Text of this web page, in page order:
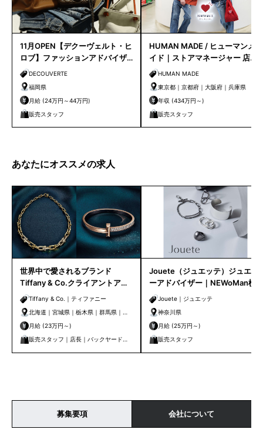
11月OPEN【デクーヴェルト・ヒ
ロブ】ファッションアドバイザ
ー｜天神店
DECOUVERTE
福岡県
月給 (24万円～44万円)
販売スタッフ
HUMAN MADE / ヒューマンメ
イド｜ストアマネージャー 店長
候補HUMAN MADE
東京都｜京都府｜大阪府｜兵庫県
年収 (434万円～)
販売スタッフ
あなたにオススメの求人
世界中で愛されるブランド
Tiffany & Co.クライアントアド
バイザー｜クライアントケアセ
ンター
Tiffany & Co.｜ティファニー
北海道｜宮城県｜栃木県｜群馬県｜埼
玉県｜千葉県｜東京都｜神奈川県｜新
潟県｜石川県｜静岡県｜愛知県｜京都
月給 (23万円～)
販売スタッフ｜店長｜バックヤード｜
管理・事務
Jouete（ジュエッテ）ジュエリ
ーアドバイザー｜NEWoMan横
浜店Jouete｜ジュエッテ
神奈川県
月給 (25万円～)
販売スタッフ
募集要項 会社について